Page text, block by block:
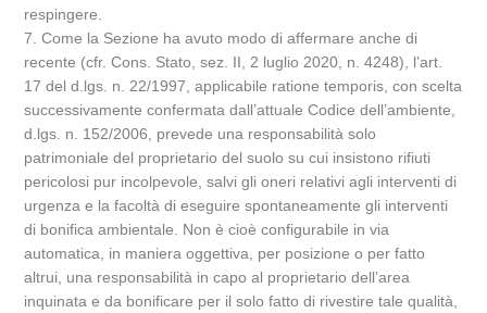
respingere.
7. Come la Sezione ha avuto modo di affermare anche di
recente (cfr. Cons. Stato, sez. II, 2 luglio 2020, n. 4248), l’art.
17 del d.lgs. n. 22/1997, applicabile ratione temporis, con scelta
successivamente confermata dall’attuale Codice dell’ambiente,
d.lgs. n. 152/2006, prevede una responsabilità solo
patrimoniale del proprietario del suolo su cui insistono rifiuti
pericolosi pur incolpevole, salvi gli oneri relativi agli interventi di
urgenza e la facoltà di eseguire spontaneamente gli interventi
di bonifica ambientale. Non è cioè configurabile in via
automatica, in maniera oggettiva, per posizione o per fatto
altrui, una responsabilità in capo al proprietario dell’area
inquinata e da bonificare per il solo fatto di rivestire tale qualità,